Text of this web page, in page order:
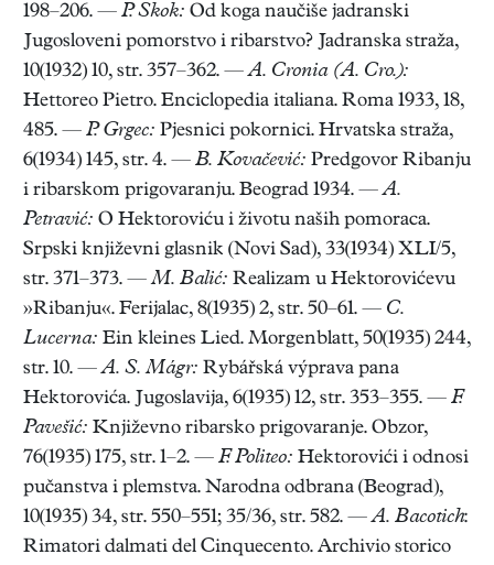
198–206. — P. Skok: Od koga naučiše jadranski
Jugosloveni pomorstvo i ribarstvo? Jadranska straža,
10(1932) 10, str. 357–362. —A. Cronia (A. Cro.):
Hettoreo Pietro. Enciclopedia italiana. Roma 1933, 18,
485. — P. Grgec: Pjesnici pokornici. Hrvatska straža,
6(1934) 145, str. 4. — B. Kovačević: Predgovor Ribanju
i ribarskom prigovaranju. Beograd 1934. —A.
Petravić: O Hektoroviću i životu naših pomoraca.
Srpski književni glasnik (Novi Sad), 33(1934) XLI/5,
str. 371–373. —M. Balić: Realizam u Hektorovićevu
»Ribanju«. Ferijalac, 8(1935) 2, str. 50–61. — C.
Lucerna: Ein kleines Lied. Morgenblatt, 50(1935) 244,
str. 10. —A. S. Mágr: Rybářská výprava pana
Hektorovića. Jugoslavija, 6(1935) 12, str. 353–355. — F.
Pavešić: Književno ribarsko prigovaranje. Obzor,
76(1935) 175, str. 1–2. — F. Politeo: Hektorovići i odnosi
pučanstva i plemstva. Narodna odbrana (Beograd),
10(1935) 34, str. 550–551; 35/36, str. 582. —A. Bacotich:
Rimatori dalmati del Cinquecento. Archivio storico